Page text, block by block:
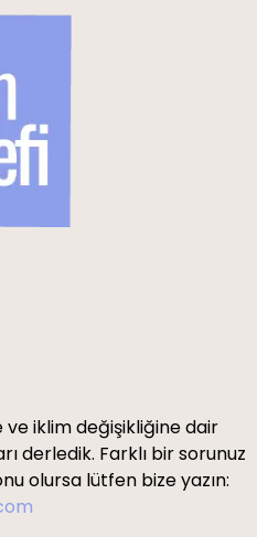
ve iklim değişikliğine dair
derledik. Farklı bir sorunuz
olursa lütfen bize yazın: